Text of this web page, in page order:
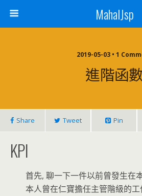
MahalJsp
2019-05-03 • 1
進階函
Share Tweet Pin
KPI
首先, 聊一下一件以前曾發生在
本人曾在仁寶擔任主管階級的